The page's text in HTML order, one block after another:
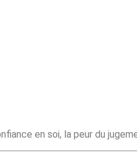
en soi, la peur du